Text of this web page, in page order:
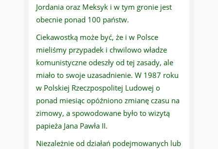
Jordania oraz Meksyk i w tym gronie jest
obecnie ponad 100 państw.
Ciekawostką może być, że i w Polsce
mieliśmy przypadek i chwilowo władze
komunistyczne odeszły od tej zasady, ale
miało to swoje uzasadnienie. W 1987 roku
w Polskiej Rzeczpospolitej Ludowej o
ponad miesiąc opóźniono zmianę czasu na
zimowy, a spowodowane było to wizytą
papieża Jana Pawła II.
Niezależnie od działań podejmowanych lub